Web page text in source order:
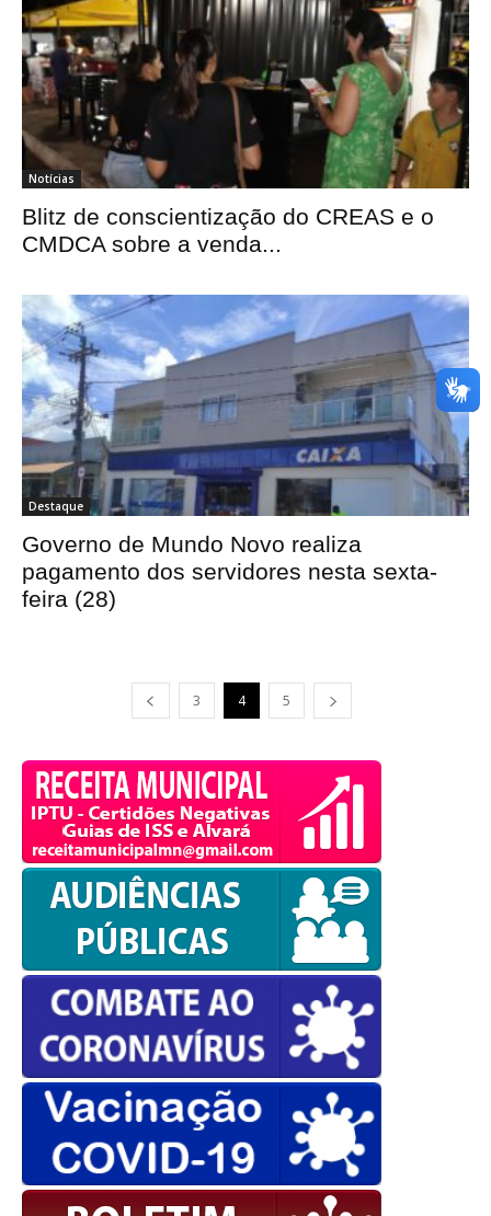
OK
European Commission |
Cookies Policy
Notícias
Blitz de conscientização do CREAS e o
CMDCA sobre a venda...
Destaque
Governo de Mundo Novo realiza
pagamento dos servidores nesta sexta-
feira (28)
3 4 5